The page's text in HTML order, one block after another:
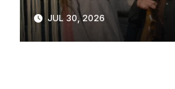
JUL 30, 2026